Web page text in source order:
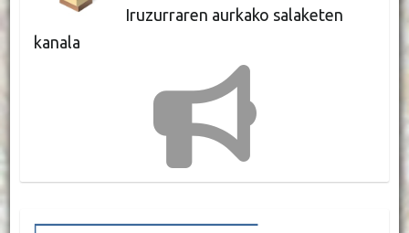
Iruzurraren aurkako salaketen
kanala